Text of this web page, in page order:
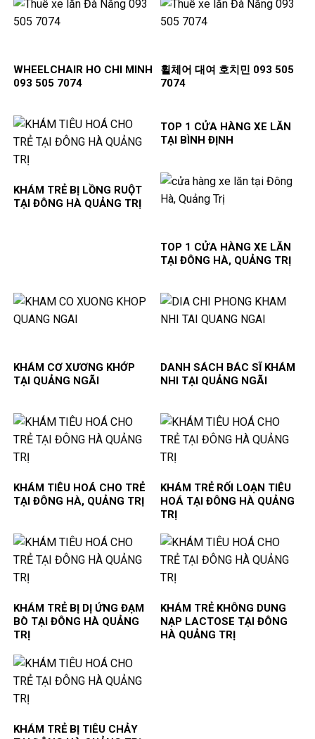
WHEELCHAIR HO CHI MINH
093 505 7074
휠체어 대여 호치민 093 505
7074
KHÁM TRẺ BỊ LỒNG RUỘT
TẠI ĐÔNG HÀ QUẢNG TRỊ
TOP 1 CỬA HÀNG XE LĂN
TẠI BÌNH ĐỊNH
TOP 1 CỬA HÀNG XE LĂN
TẠI ĐÔNG HÀ, QUẢNG TRỊ
KHÁM CƠ XƯƠNG KHỚP
TẠI QUẢNG NGÃI
DANH SÁCH BÁC SĨ KHÁM
NHI TẠI QUẢNG NGÃI
KHÁM TIÊU HOÁ CHO TRẺ
TẠI ĐÔNG HÀ, QUẢNG TRỊ
KHÁM TRẺ RỐI LOẠN TIÊU
HOÁ TẠI ĐÔNG HÀ QUẢNG
TRỊ
KHÁM TRẺ BỊ DỊ ỨNG ĐẠM
BÒ TẠI ĐÔNG HÀ QUẢNG
TRỊ
KHÁM TRẺ KHÔNG DUNG
NẠP LACTOSE TẠI ĐÔNG
HÀ QUẢNG TRỊ
KHÁM TRẺ BỊ TIÊU CHẢY